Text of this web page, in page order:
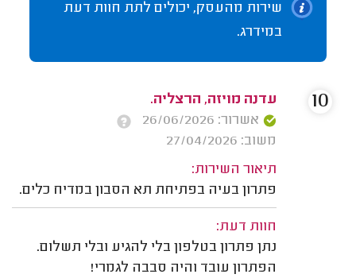
שירות מהעסק, יכולים לתת חוות דעת
במידרג.
עדנה מויזה, הרצליה.
אשרור: 26/06/2026
משוב: 27/04/2026
תיאור השירות:
פתרון בעיה בפתיחת תא הסבון במדיח כלים.
חוות דעת:
נתן פתרון בטלפון בלי להגיע ובלי תשלום.
הפתרון עובד והיה סבבה לגמרי!
10